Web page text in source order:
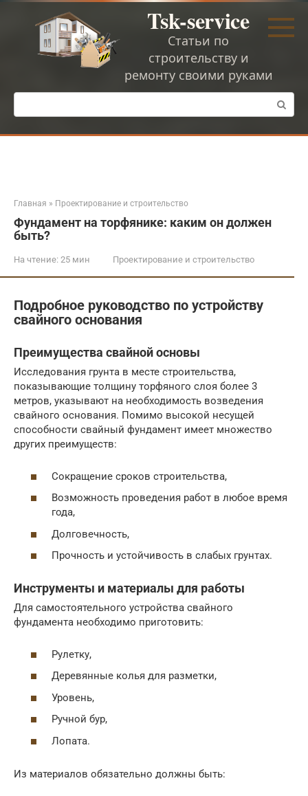
Перейти
Tsk-service
Статьи по
строительству и
ремонту своими руками
Поиск:
Главная » Проектирование и строительство
Фундамент на торфянике: каким он должен
быть?
На чтение: 25 мин Проектирование и строительство
Подробное руководство по устройству
свайного основания
Преимущества свайной основы
Исследования грунта в месте строительства,
показывающие толщину торфяного слоя более 3
метров, указывают на необходимость возведения
свайного основания. Помимо высокой несущей
способности свайный фундамент имеет множество
других преимуществ:
Сокращение сроков строительства,
Возможность проведения работ в любое время
года,
Долговечность,
Прочность и устойчивость в слабых грунтах.
Инструменты и материалы для работы
Для самостоятельного устройства свайного
фундамента необходимо приготовить:
Рулетку,
Деревянные колья для разметки,
Уровень,
Ручной бур,
Лопата.
Из материалов обязательно должны быть: